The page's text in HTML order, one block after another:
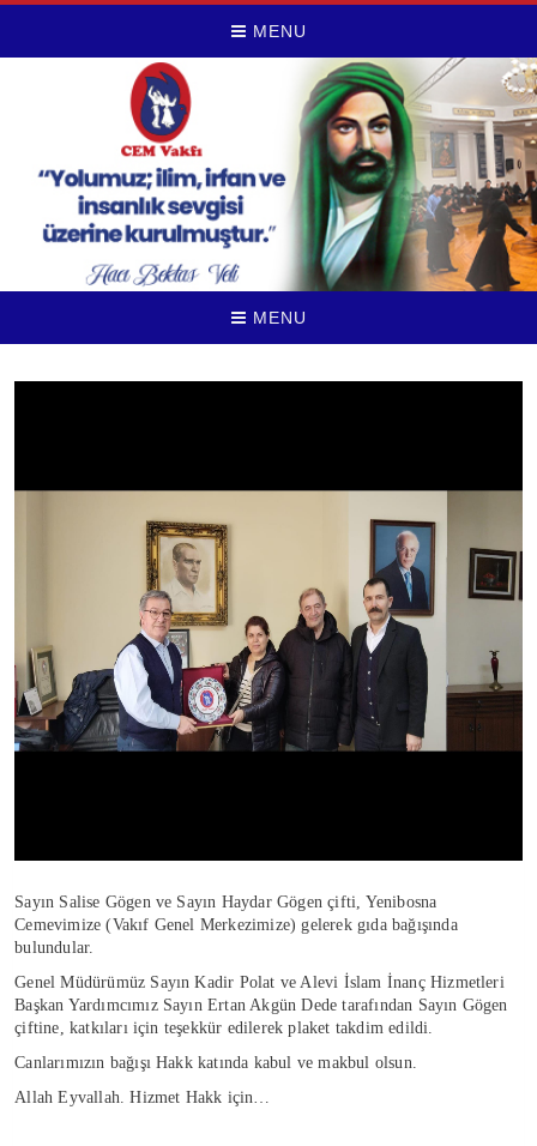
MENU
MENU
Sayın Salise Gögen ve Sayın Haydar Gögen çifti, Yenibosna
Cemevimize (Vakıf Genel Merkezimize) gelerek gıda bağışında
bulundular.
Genel Müdürümüz Sayın Kadir Polat ve Alevi İslam İnanç Hizmetleri
Başkan Yardımcımız Sayın Ertan Akgün Dede tarafından Sayın Gögen
çiftine, katkıları için teşekkür edilerek plaket takdim edildi.
Canlarımızın bağışı Hakk katında kabul ve makbul olsun.
Allah Eyvallah. Hizmet Hakk için…